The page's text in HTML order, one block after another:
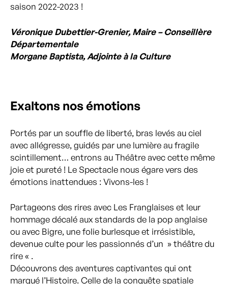
saison 2022-2023 !
Véronique Dubettier-Grenier, Maire – Conseillère
Départementale
Morgane Baptista, Adjointe à la Culture
Exaltons nos émotions
Portés par un souffle de liberté, bras levés au ciel
avec allégresse, guidés par une lumière au fragile
scintillement… entrons au Théâtre avec cette même
joie et pureté ! Le Spectacle nous égare vers des
émotions inattendues : Vivons-les !
Partageons des rires avec Les Franglaises et leur
hommage décalé aux standards de la pop anglaise
ou avec Bigre, une folie burlesque et irrésistible,
devenue culte pour les passionnés d’un » théâtre du
rire « .
Découvrons des aventures captivantes qui ont
marqué l’Histoire. Celle de la conquête spatiale